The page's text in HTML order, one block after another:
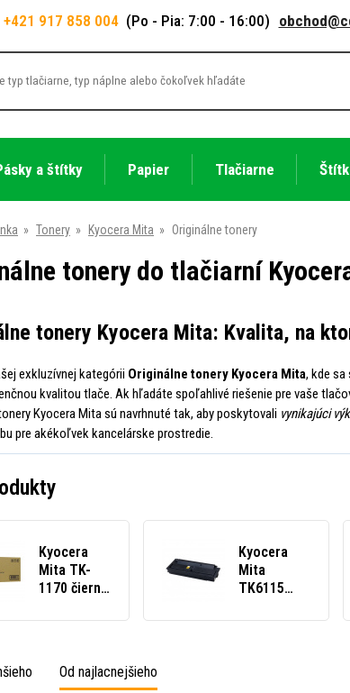
+421 917 858 004 (Po - Pia: 7:00 - 16:00)
a štítky Papier Tlačiarne
» Tonery » Kyocera Mita » Originálne tonery
tonery do tlačiarní
tonery Kyocera Mita: Kvalita, na
exkluzívnej kategórii Originálne tonery Kyocera Mita, kde
kvalitou tlače. Ak hľadáte spoľahlivé riešenie pre vaše
Kyocera Mita sú navrhnuté tak, aby poskytovali vynikajúci
pre akékoľvek kancelárske prostredie.
Kyocera
Mita TK-
1170 čierny
originálny
Kyocera
Mita
TK6115
čierny
Od najlacnejšieho